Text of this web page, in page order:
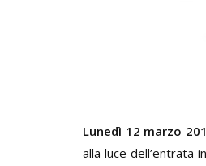
Lunedì 12 marzo
alla luce dell’entrata